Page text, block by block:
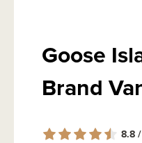
Goose
Brand
8.8